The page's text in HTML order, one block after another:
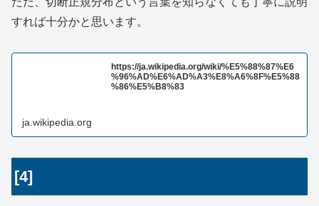
すれば十分かと思います。
https://ja.wikipedia.org/wiki/%E5%88%87%E6
%96%AD%E6%AD%A3%E8%A6%8F%E5%88
%86%E5%B8%83
ja.wikipedia.org
[4]